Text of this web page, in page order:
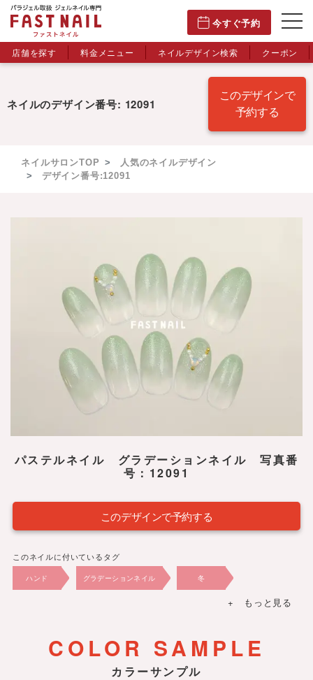
今すぐ予約
店舗を探す 料金メニュー ネイルデザイン検索 クーポン
ネイルのデザイン番号: 12091
このデザインで
予約する
ネイルサロンTOP
人気のネイルデザイン
デザイン番号:12091
パステルネイル グラデーションネイル 写真番
号：12091
このデザインで予約する
このネイルに付いているタグ
ハンド グラデーションネイル 冬
2024年
ブルー・グリーン
+ もっと見る
COLOR SAMPLE
カラーサンプル